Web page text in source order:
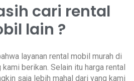
cari rental
lain ?
layanan rental mobil murah di
berikan. Selain itu harga rental
saja lebih mahal dari yang kami